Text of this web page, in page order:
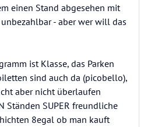
einen Stand abgesehen mit
- aber wer will das
ist Klasse, das Parken
sind auch da (picobello),
aber nicht überlaufen
Ständen SUPER freundliche
8egal ob man kauft